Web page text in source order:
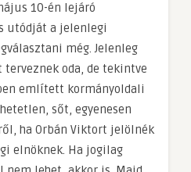
10-én lejáró
utódját a jelenlegi
még. Jelenleg
oda, de tekintve
említett kormányoldali
sőt, egyenesen
ha Orbán Viktort jelölnék
elnöknek. Ha jogilag